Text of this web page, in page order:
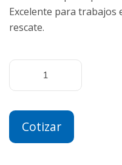
Excelente para trabajos
rescate.
Cotizar